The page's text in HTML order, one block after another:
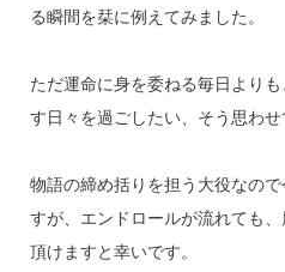
る瞬間を栞に例えてみました。
ただ運命に身を委ねる毎日より
す日々を過ごしたい、そう思わせ
物語の締め括りを担う大役なの
すが、エンドロールが流れても
頂けますと幸いです。